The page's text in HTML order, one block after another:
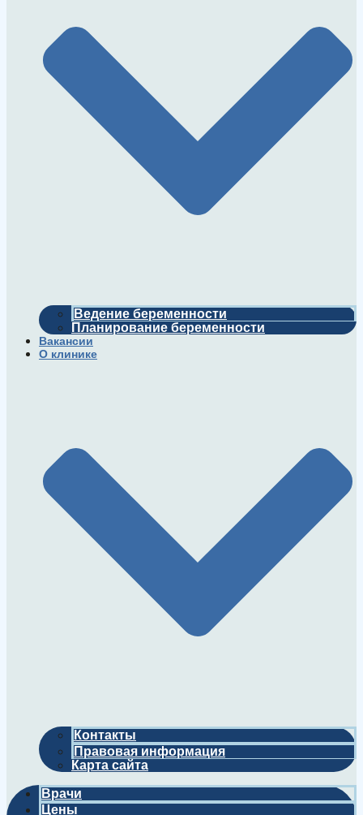
Ведение беременности
Планирование беременности
Вакансии
О клинике
Контакты
Правовая информация
Карта сайта
Врачи
Цены